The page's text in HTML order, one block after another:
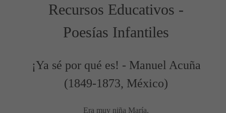
Recursos Educativos -
Poesías Infantiles
¡Ya sé por qué es! - Manuel Acuña
(1849-1873, México)
Era muy niña María,